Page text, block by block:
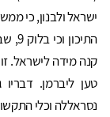
ישראל ולבנון, כי
קנה מידה לישראל.
טען ליברמן.
נסראללה וכלי